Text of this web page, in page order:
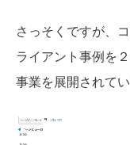
さっそくですが、
ライアント事例を
事業を展開されて